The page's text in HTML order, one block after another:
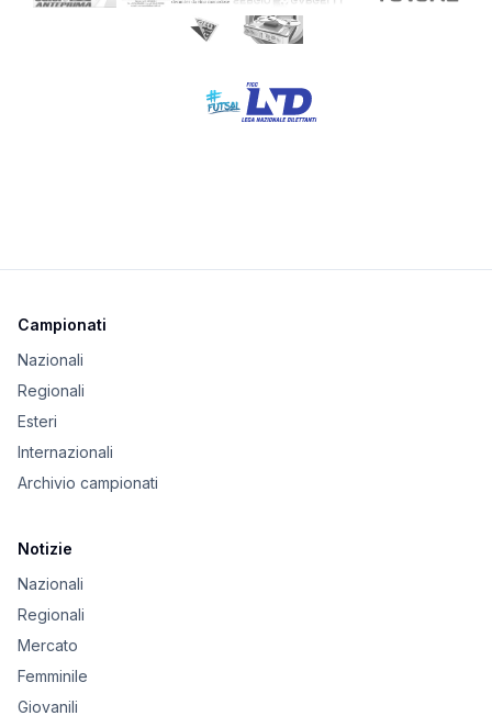
Campionati
Nazionali
Regionali
Esteri
Internazionali
Archivio campionati
Notizie
Nazionali
Regionali
Mercato
Femminile
Giovanili